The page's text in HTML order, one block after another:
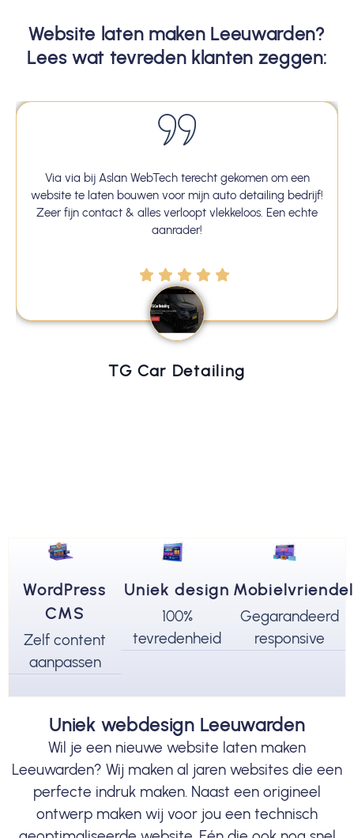
Website laten maken Leeuwarden?
Lees wat tevreden klanten zeggen:
gekomen om een
detailing bedrijf!
Een echte
Na drie eerdere campagnes heb ik
gevonden die mijn website precies
gebouwd. De communicatie was
doen echt wat ze beloven.
WordPress
CMS
Zelf content
aanpassen
Uniek design
100%
tevredenheid
Gegarandeerd
responsive
Uniek webdesign Leeuwarden
Wil je een nieuwe website laten maken
Leeuwarden? Wij maken al jaren websites die een
perfecte indruk maken. Naast een origineel
ontwerp maken wij voor jou een technisch